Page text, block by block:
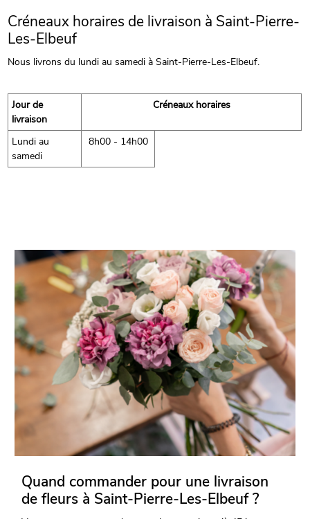
Créneaux horaires de livraison à Saint-Pierre-
Les-Elbeuf
Nous livrons du lundi au samedi à Saint-Pierre-Les-Elbeuf.
Jour de
livraison
Créneaux horaires
Lundi au
samedi
8h00 - 14h00
Quand commander pour une livraison
de fleurs à Saint-Pierre-Les-Elbeuf ?